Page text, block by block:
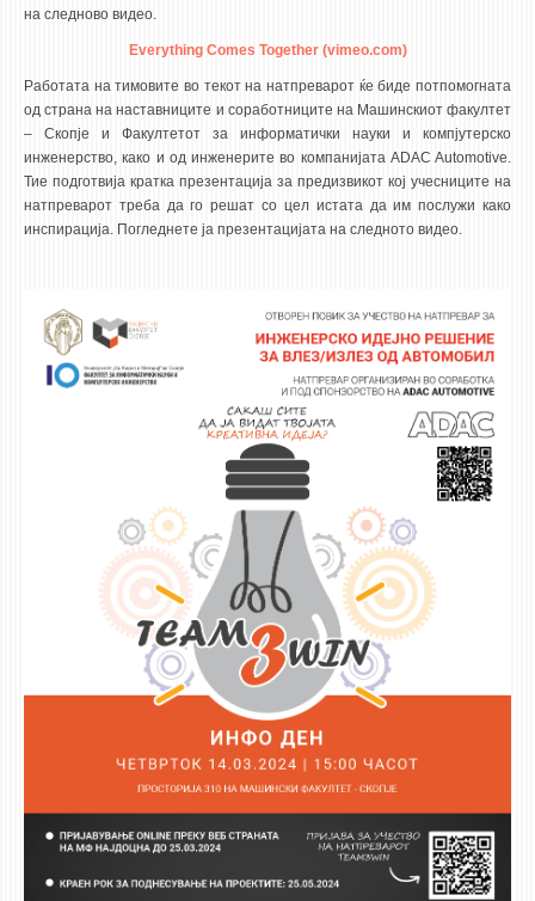
на следново видео.
Everything Comes Together (vimeo.com)
Работата на тимовите во текот на натпреварот ќе биде потпомогната
од страна на наставниците и соработниците на Машинскиот факултет
– Скопје и Факултетот за информатички науки и компјутерско
инженерство, како и од инженерите во компанијата ADAC Automotive.
Тие подготвија кратка презентација за предизвикот кој учесниците на
натпреварот треба да го решат со цел истата да им послужи како
инспирација. Погледнете ја презентацијата на следното видео.